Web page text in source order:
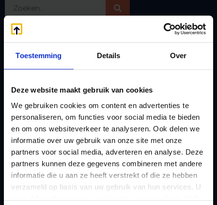
Toestemming Details Over
Deze website maakt gebruik van cookies
We gebruiken cookies om content en advertenties te
personaliseren, om functies voor social media te bieden
en om ons websiteverkeer te analyseren. Ook delen we
informatie over uw gebruik van onze site met onze
partners voor social media, adverteren en analyse. Deze
partners kunnen deze gegevens combineren met andere
informatie die u aan ze heeft verstrekt of die ze hebben
verzameld op basis van uw gebruik van hun services. U
gaat akkoord met onze cookies als u onze website blijft
Handige links
Belastingdienst
doorgeven
rekeningnummer
Checklist IB 2023 (PDF)
Checklist IB 2023 (Word)
Checklist IB 2024 (PDF)
Jaarstukken opstellen
Lijfrente BV
Liquidatie Pensioen BV
Loonadministratie
verzorgen
M
Stamrecht BV
O